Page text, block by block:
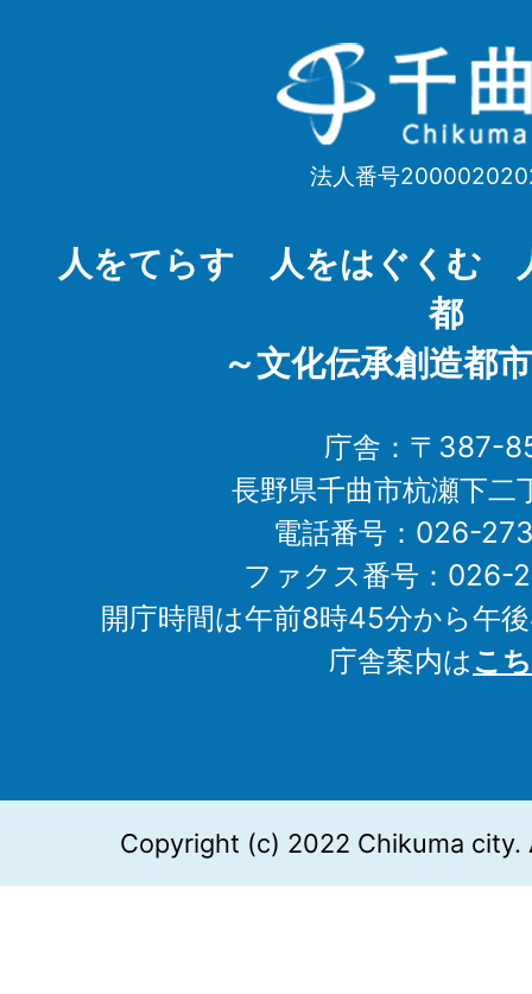
千
曲
Chikuma
法人番号
人をてらす 人をはぐくむ
都
～文化伝承創造都
庁舎：〒387-
長野県千曲市杭瀬下二
電話番号：026-
ファクス番号：026-
開庁時間は午前8時45分から午
庁舎案内はこ
Copyright (c) 2022 Chikuma city.